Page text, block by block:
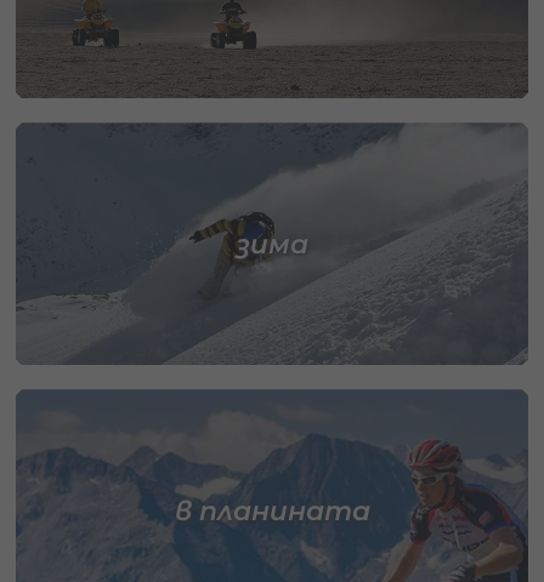
зима
в планината